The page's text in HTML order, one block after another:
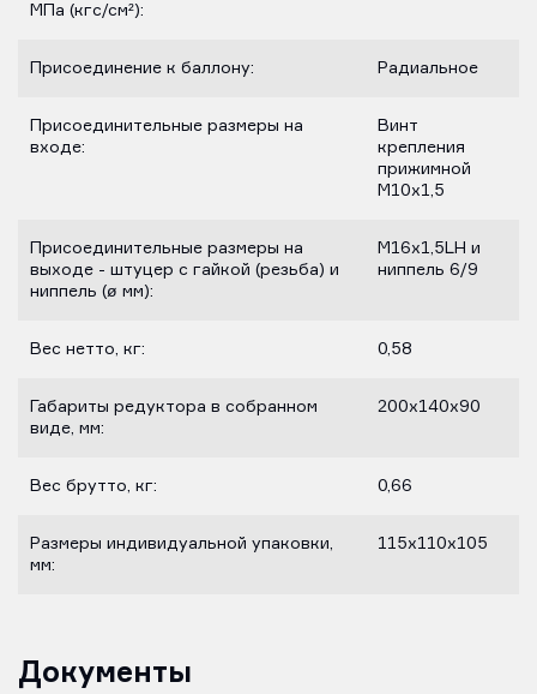
МПа (кгс/см²):
Присоединение к баллону: Радиальное
Присоединительные размеры на
входе:
Винт
крепления
прижимной
M10х1,5
Присоединительные размеры на
выходе - штуцер с гайкой (резьба) и
ниппель (ø мм):
M16х1,5LH и
ниппель 6/9
Вес нетто, кг: 0,58
Габариты редуктора в собранном
виде, мм:
200х140х90
Вес брутто, кг: 0,66
Размеры индивидуальной упаковки,
мм:
115х110х105
Документы